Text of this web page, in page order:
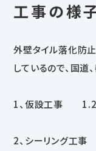
工事の様
外壁タイル落化防
しているので、国道
1、仮設工事
2、シーリング工